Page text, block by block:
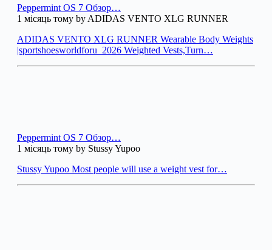
Peppermint OS 7 Обзор…
1 місяць тому by ADIDAS VENTO XLG RUNNER
ADIDAS VENTO XLG RUNNER Wearable Body Weights
|sportshoesworldforu_2026 Weighted Vests,Turn…
Peppermint OS 7 Обзор…
1 місяць тому by Stussy Yupoo
Stussy Yupoo Most people will use a weight vest for…